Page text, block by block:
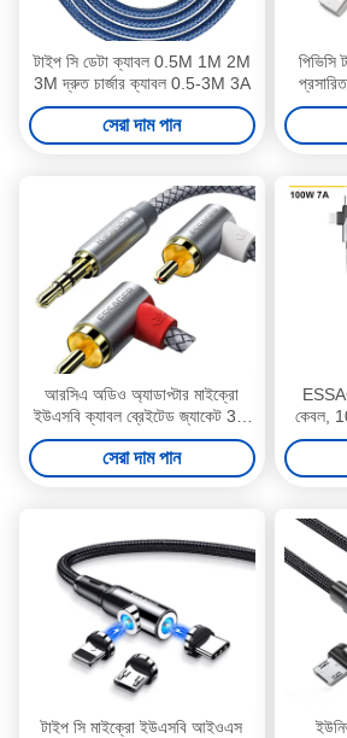
টাইপ সি ডেটা ক্যাবল 0.5M 1M 2M
3M দ্রুত চার্জার ক্যাবল 0.5-3M 3A
সেরা দাম পান
পিভিসি
আরসিএ অডিও অ্যাডাপ্টার মাইক্রো
ইউএসবি ক্যাবল ব্রেইটেড জ্যাকেট 3.5
মিমি 1 এম 2 এম 3 এম 5 এম মোবাইল
ফোনের জন্য
সেরা দাম পান
কেবল,
কারেন্ট
USB
টাইপ সি মাইক্রো ইউএসবি আইওএস